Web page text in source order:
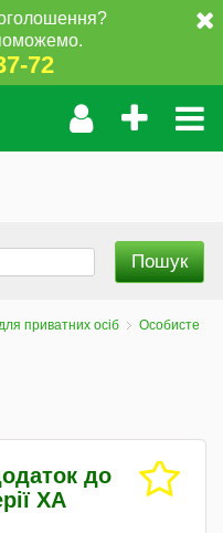
72
приватних осіб
Особисте
до
ХА